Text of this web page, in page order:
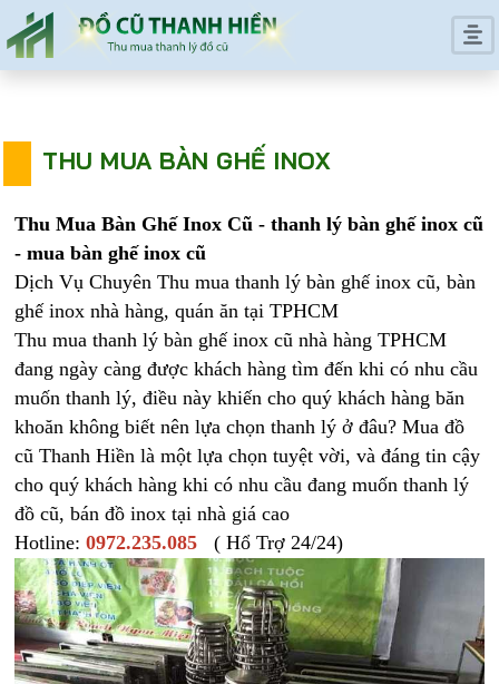
THU MUA BÀN GHẾ INOX
Thu Mua Bàn Ghế Inox Cũ - thanh lý bàn ghế inox cũ
- mua bàn ghế inox cũ
Dịch Vụ Chuyên Thu mua thanh lý bàn ghế inox cũ, bàn
ghế inox nhà hàng, quán ăn tại TPHCM
Thu mua thanh lý bàn ghế inox cũ nhà hàng TPHCM
đang ngày càng được khách hàng tìm đến khi có nhu cầu
muốn thanh lý, điều này khiến cho quý khách hàng băn
khoăn không biết nên lựa chọn thanh lý ở đâu? Mua đồ
cũ Thanh Hiền là một lựa chọn tuyệt vời, và đáng tin cậy
cho quý khách hàng khi có nhu cầu đang muốn thanh lý
đồ cũ, bán đồ inox tại nhà giá cao
Hotline:0972.235.085 ( Hổ Trợ 24/24)